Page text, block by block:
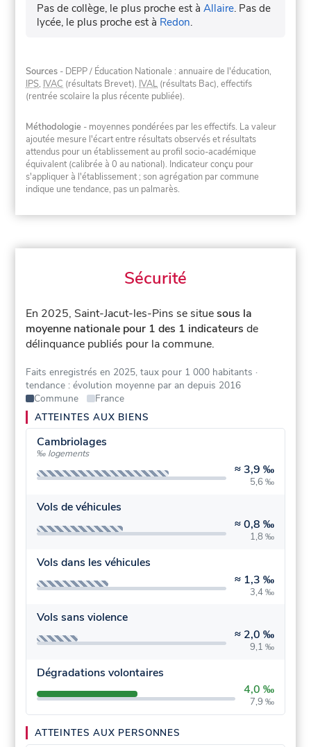
Pas de collège, le plus proche est àAllaire. Pas de
lycée, le plus proche est à Redon.
Sources - DEPP / Éducation Nationale : annuaire de l'éducation,
IPS, IVAC (résultats Brevet), IVAL (résultats Bac), effectifs
(rentrée scolaire la plus récente publiée).
Méthodologie - moyennes pondérées par les effectifs. La valeur
ajoutée mesure l'écart entre résultats observés et résultats
attendus pour un établissement au profil socio-académique
équivalent (calibrée à 0 au national). Indicateur conçu pour
s'appliquer à l'établissement ; son agrégation par commune
indique une tendance, pas un palmarès.
Sécurité
En 2025, Saint-Jacut-les-Pins se situesous la
moyenne nationale pour 1 des 1 indicateurs de
délinquance publiés pour la commune.
Faits enregistrés en 2025, taux pour 1 000 habitants ·
tendance : évolution moyenne par an depuis 2016
Commune
France
ATTEINTES AUX BIENS
Cambriolages
‰ logements
≈ 3,9 ‰
5,6 ‰
Vols de véhicules
≈0,8 ‰
1,8 ‰
Vols dans les véhicules
≈ 1,3 ‰
3,4 ‰
Vols sans violence
≈ 2,0 ‰
9,1 ‰
Dégradations volontaires
4,0 ‰
7,9 ‰
ATTEINTES AUX PERSONNES